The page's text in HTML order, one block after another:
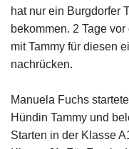
hat nur ein Burgdorfer
bekommen. 2 Tage
mit Tammy für diesen
nachrücken.
Manuela Fuchs
Hündin Tammy und
Starten in der Klasse